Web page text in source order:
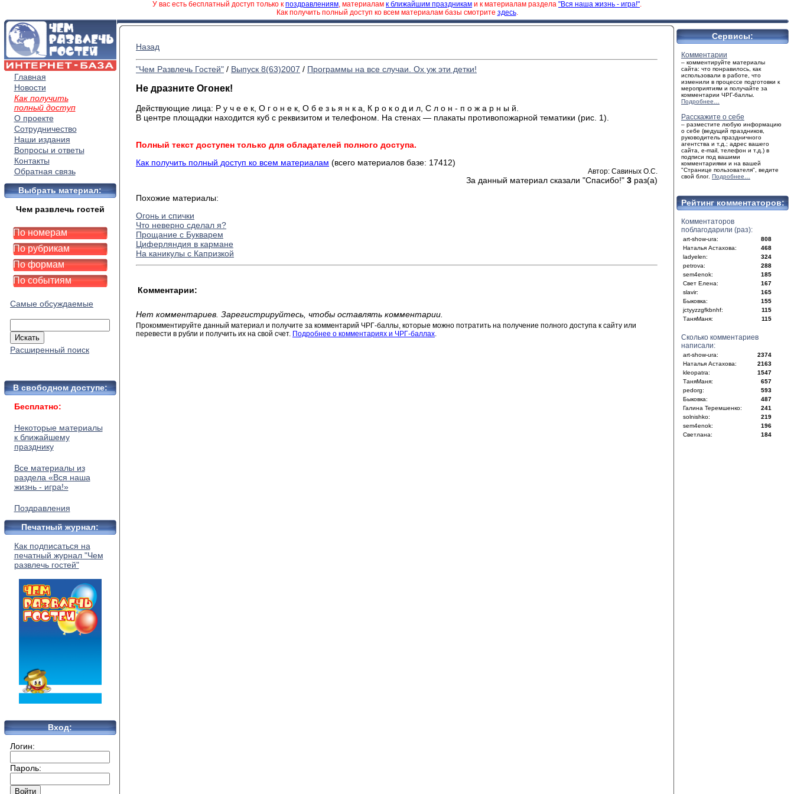
У вас есть бесплатный доступ только к поздравлениям, материалам к ближайшим праздникам и к материалам раздела "Вся наша жизнь - игра!".
Как получить полный доступ ко всем материалам базы смотрите здесь.
Главная
Новости
Как получить
полный доступ
О проекте
Сотрудничество
Наши издания
Вопросы и ответы
Контакты
Обратная связь
Выбрать материал:
Чем развлечь гостей
По номерам
По рубрикам
По формам
По событиям
Самые обсуждаемые
Расширенный поиск
В свободном доступе:
Бесплатно:
Некоторые материалы
к ближайшему
празднику
Все материалы из
раздела «Вся наша
жизнь - игра!»
Поздравления
Печатный журнал:
Как подписаться на
печатный журнал "Чем
развлечь гостей"
Вход:
Логин:
Пароль:
Назад
"Чем Развлечь Гостей" / Выпуск 8(63)2007 / Программы на все случаи. Ох уж эти детки!
Не дразните Огонек!
Действующие лица: Р у ч е е к, О г о н е к, О б е з ь я н к а, К р о к о д и л, С л о н - п о ж а р н ы й.
В центре площадки находится куб с реквизитом и телефоном. На стенах — плакаты противопожарной тематики (рис. 1).
Полный текст доступен только для обладателей полного доступа.
Как получить полный доступ ко всем материалам (всего материалов базе: 17412)
Автор: Савиных О.С.
За данный материал сказали "Спасибо!" 3 раз(а)
Похожие материалы:
Огонь и спички
Что неверно сделал я?
Прощание с Букварем
Циферляндия в кармане
На каникулы с Капризкой
Комментарии:
Нет комментариев. Зарегистрируйтесь, чтобы оставлять комментарии.
Прокомментируйте данный материал и получите за комментарий ЧРГ-баллы, которые можно потратить на получение полного доступа к сайту или
перевести в рубли и получить их на свой счет. Подробнее о комментариях и ЧРГ-баллах.
Сервисы:
Комментарии
– комментируйте материалы
сайта: что понравилось, как
использовали в работе, что
изменили в процессе подготовки к
мероприятиям и получайте за
комментарии ЧРГ-баллы.
Подробнее…
Расскажите о себе
– разместите любую информацию
о себе (ведущий праздников,
руководитель праздничного
агентства и т.д.; адрес вашего
сайта, e-mail, телефон и т.д.) в
подписи под вашими
комментариями и на вашей
"Странице пользователя", ведите
свой блог. Подробнее…
Рейтинг комментаторов:
Комментаторов
поблагодарили (раз):
art-show-ura:
808
Наталья Астахова:
468
ladyelen:
324
petrova:
288
sem4enok:
185
Свет Елена:
167
slavir:
165
Быковка:
155
jctyyzzgfkbnhf:
115
ТаняМаня:
115
Сколько комментариев
написали:
art-show-ura:
2374
Наталья Астахова:
2163
kleopatra:
1547
ТаняМаня:
657
pedorg:
593
Быковка:
487
Галина Теремшенко:
241
solnishko:
219
sem4enok:
196
Светлана:
184